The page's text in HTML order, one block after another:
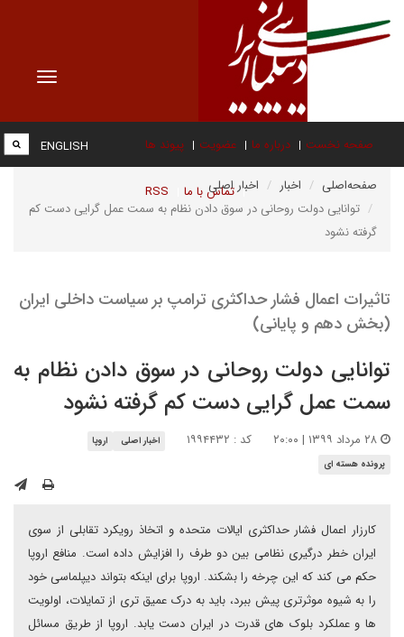
Toggle
صفحه نخست درباره ما عضویت پیوند ها
تماس با ما RSS
ENGLISH
صفحه‌اصلی اخبار
اخبار اصلی
توانایی دولت روحانی در سوق دادن نظام به سمت عمل گرایی دست کم
گرفته نشود
تاثیرات اعمال فشار حداکثری ترامپ بر سیاست داخلی ایران
(بخش دهم و پایانی)
توانایی دولت روحانی در سوق دادن نظام به
سمت عمل گرایی دست کم گرفته نشود
کد : ۱۹۹۴۴۳۲ اخبار اصلی
اروپا
پرونده هسته ای
کارزار اعمال فشار حداکثری ایالات متحده و اتخاذ رویکرد تقابلی از سوی
ایران خطر درگیری نظامی بین دو طرف را افزایش داده است. منافع اروپا
حکم می کند که این چرخه را بشکند. اروپا برای اینکه بتواند دیپلماسی خود
را به شیوه موثرتری پیش ببرد، باید به درک عمیق تری از تمایلات، اولویت
ها و عملکرد بلوک های قدرت در ایران دست یابد. اروپا از طریق مسائل